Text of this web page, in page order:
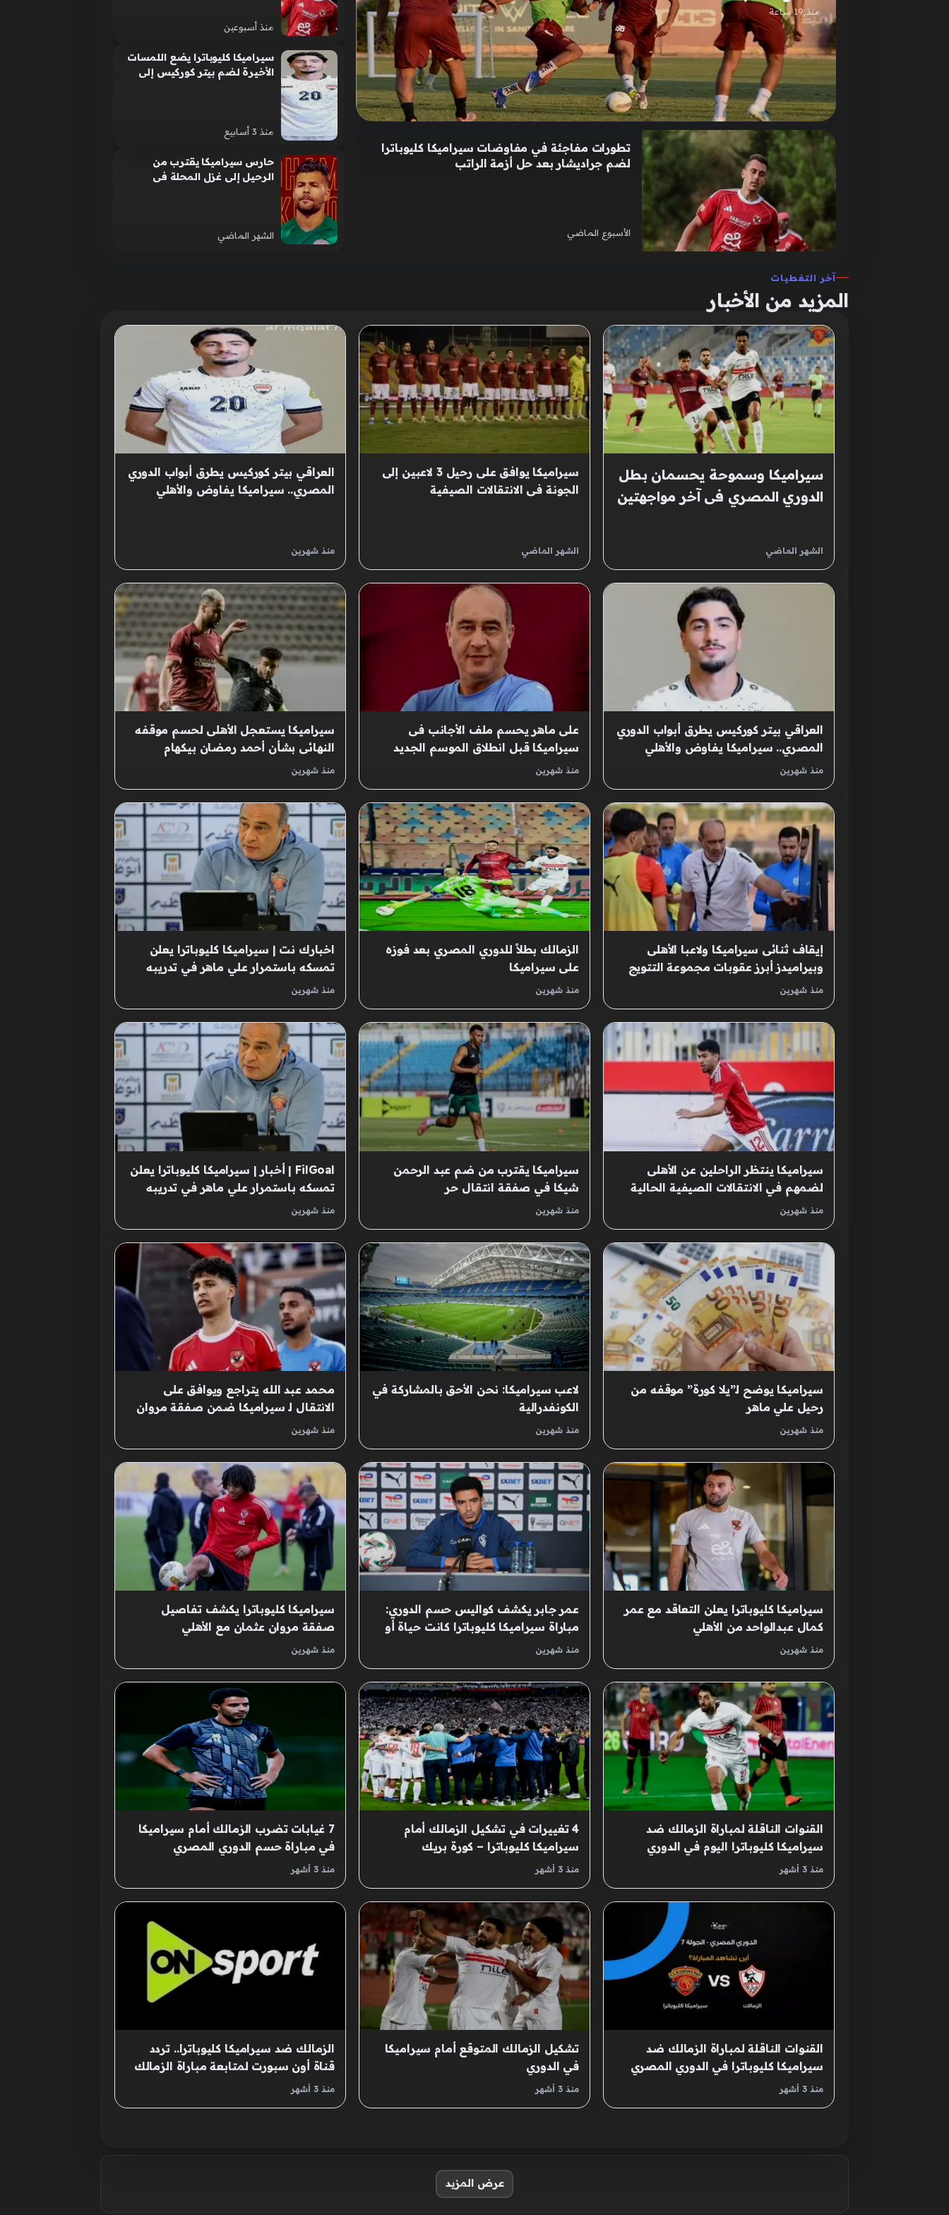
منذ 19 ساعة
تطورات مفاجئة في مفاوضات سيراميكا كليوباترا
لضم جراديشار بعد حل أزمة الراتب
الأسبوع الماضي
منذ أسبوعين
سيراميكا كليوباترا يضع اللمسات
الأخيرة لضم بيتر كوركيس إلى
منذ 3 أسابيع
حارس سيراميكا يقترب من
الرحيل إلى غزل المحلة فى
الشهر الماضي
آخر التغطيات
المزيد من الأخبار
سيراميكا وسموحة يحسمان بطل
الدوري المصري فى آخر مواجهتين
الشهر الماضي
سيراميكا يوافق على رحيل 3 لاعبين إلى
الجونة فى الانتقالات الصيفية
الشهر الماضي
العراقي بيتر كوركيس يطرق أبواب الدوري
المصري.. سيراميكا يفاوض والأهلي
منذ شهرين
العراقي بيتر كوركيس يطرق أبواب الدوري
المصري.. سيراميكا يفاوض والأهلي
يدرس
منذ شهرين
على ماهر يحسم ملف الأجانب فى
سيراميكا قبل انطلاق الموسم الجديد
منذ شهرين
سيراميكا يستعجل الأهلى لحسم موقفه
النهائى بشأن أحمد رمضان بيكهام
منذ شهرين
إيقاف ثنائى سيراميكا ولاعبا الأهلى
وبيراميدز أبرز عقوبات مجموعة التتويج
منذ شهرين
الزمالك بطلاً للدوري المصري بعد فوزه
على سيراميكا
منذ شهرين
اخبارك نت | سيراميكا كليوباترا يعلن
تمسكه باستمرار علي ماهر في تدريبه
منذ شهرين
سيراميكا ينتظر الراحلين عن الأهلى
لضمهم في الانتقالات الصيفية الحالية
منذ شهرين
سيراميكا يقترب من ضم عبد الرحمن
شيكا في صفقة انتقال حر
منذ شهرين
FilGoal | أخبار | سيراميكا كليوباترا يعلن
تمسكه باستمرار علي ماهر في تدريبه
منذ شهرين
سيراميكا يوضح لـ”يلا كورة” موقفه من
رحيل علي ماهر
منذ شهرين
لاعب سيراميكا: نحن الأحق بالمشاركة في
الكونفدرالية
منذ شهرين
محمد عبد الله يتراجع ويوافق على
الانتقال لـ سيراميكا ضمن صفقة مروان
عثمان للأهلى
منذ شهرين
سيراميكا كليوباترا يعلن التعاقد مع عمر
كمال عبدالواحد من الأهلي
منذ شهرين
عمر جابر يكشف كواليس حسم الدوري:
مباراة سيراميكا كليوباترا كانت حياة أو
موت
منذ شهرين
سيراميكا كليوباترا يكشف تفاصيل
صفقة مروان عثمان مع الأهلي
منذ شهرين
القنوات الناقلة لمباراة الزمالك ضد
سيراميكا كليوباترا اليوم في الدوري
المصري مع الموعد والتشكيلةمنذ 3 أشهر
4 تغييرات في تشكيل الزمالك أمام
سيراميكا كليوباترا – كورة بريك
منذ 3 أشهر
7 غيابات تضرب الزمالك أمام سيراميكا
في مباراة حسم الدوري المصري
منذ 3 أشهر
القنوات الناقلة لمباراة الزمالك ضد
سيراميكا كليوباترا في الدوري المصري
2026منذ 3 أشهر
تشكيل الزمالك المتوقع أمام سيراميكا
في الدوري
منذ 3 أشهر
الزمالك ضد سيراميكا كليوباترا.. تردد
قناة أون سبورت لمتابعة مباراة الزمالك
وسيراميكا كليوباترا مجاناً في الدوريمنذ 3 أشهر
عرض المزيد